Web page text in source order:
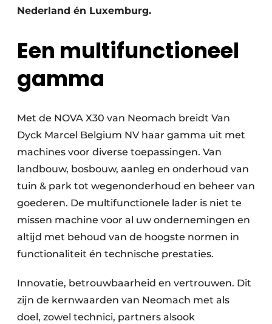
Nederland én Luxemburg.
Een multifunctioneel
gamma
Met de NOVA X30 van Neomach breidt Van
Dyck Marcel Belgium NV haar gamma uit met
machines voor diverse toepassingen. Van
landbouw, bosbouw, aanleg en onderhoud van
tuin & park tot wegenonderhoud en beheer van
goederen. De multifunctionele lader is niet te
missen machine voor al uw ondernemingen en
altijd met behoud van de hoogste normen in
functionaliteit én technische prestaties.
Innovatie, betrouwbaarheid en vertrouwen. Dit
zijn de kernwaarden van Neomach met als
doel, zowel technici, partners alsook